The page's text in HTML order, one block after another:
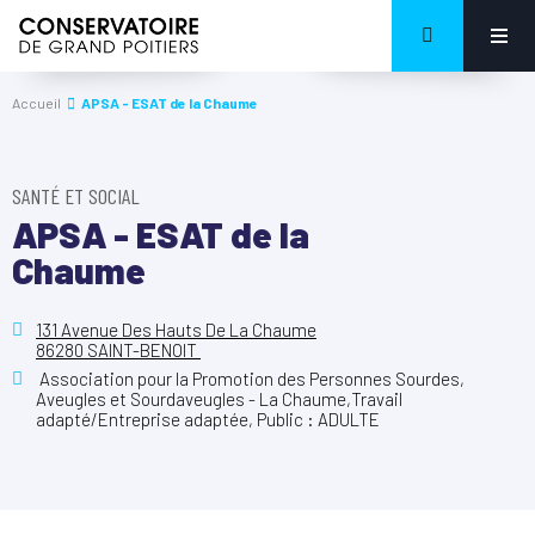
Accueil APSA - ESAT de la Chaume
SANTÉ ET SOCIAL
APSA - ESAT de la
Chaume
131 Avenue Des Hauts De La Chaume
86280 SAINT-BENOIT
Association pour la Promotion des Personnes Sourdes,
Aveugles et Sourdaveugles - La Chaume,Travail
adapté/Entreprise adaptée, Public : ADULTE